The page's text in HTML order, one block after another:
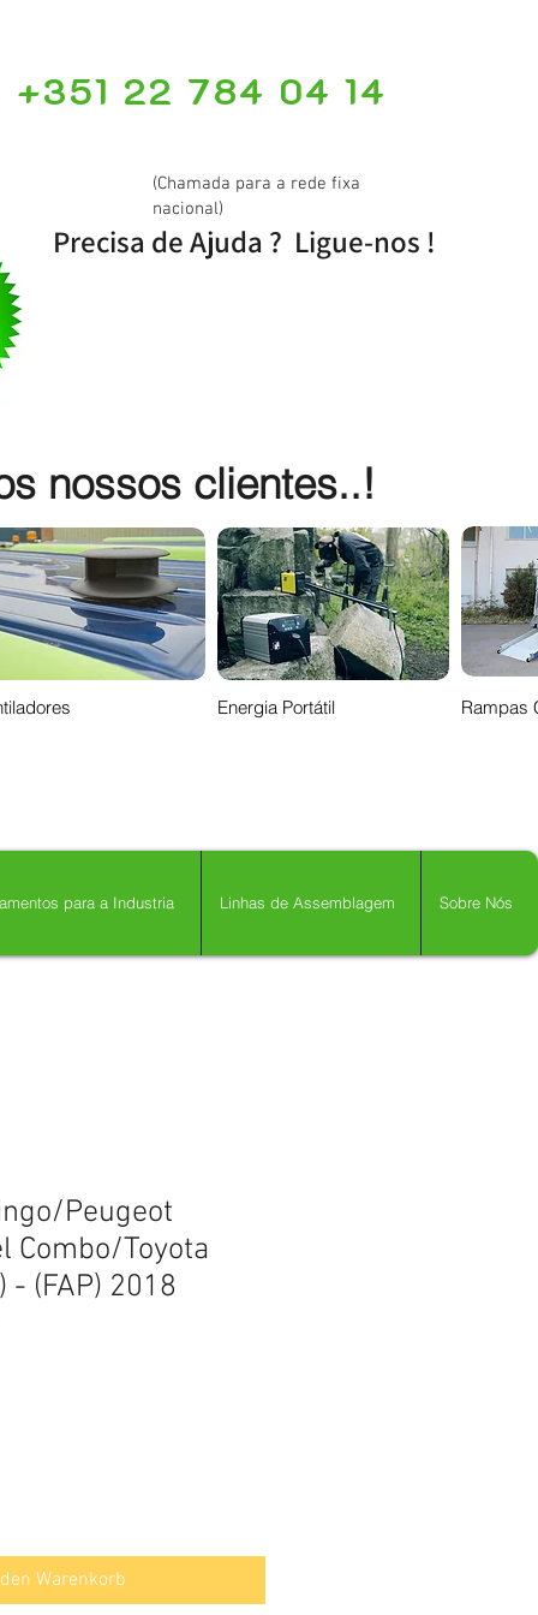
+351 22 784 04 14
(Chamada para a rede fixa
nacional)
Precisa de Ajuda ? Ligue-nos !
nossos clientes..!
Energia Portátil Rampas
para a Industria Linhas de Assemblagem Sobre Nós
Peugeot
Combo/Toyota
- (FAP) 2018
Warenkorb